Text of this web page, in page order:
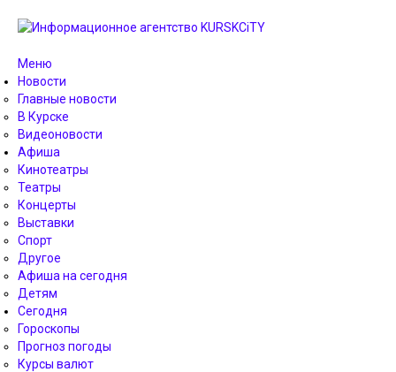
Меню
Новости
Главные новости
В Курске
Видеоновости
Афиша
Кинотеатры
Театры
Концерты
Выставки
Спорт
Другое
Афиша на сегодня
Детям
Сегодня
Гороскопы
Прогноз погоды
Курсы валют